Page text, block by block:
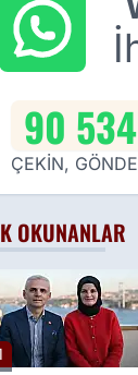
90
ÇEKİN,
OKUNANLAR